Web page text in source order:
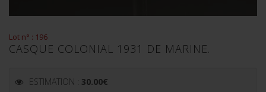
Lot n° : 196
CASQUE COLONIAL 1931 DE MARINE.
ESTIMATION : 30.00€